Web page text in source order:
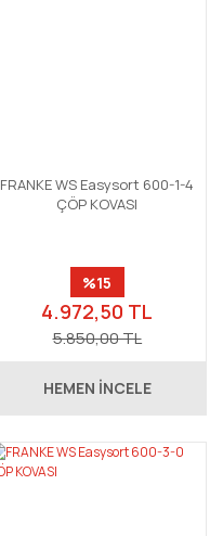
FRANKE WS Easysort 600-1-4
ÇÖP KOVASI
%15
4.972,50 TL
5.850,00 TL
HEMEN İNCELE